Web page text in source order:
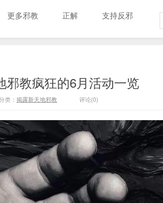
更多邪教 正解 支持反邪
邪教疯狂的6月活动一览
类： 揭露新天地邪教 评论(0)